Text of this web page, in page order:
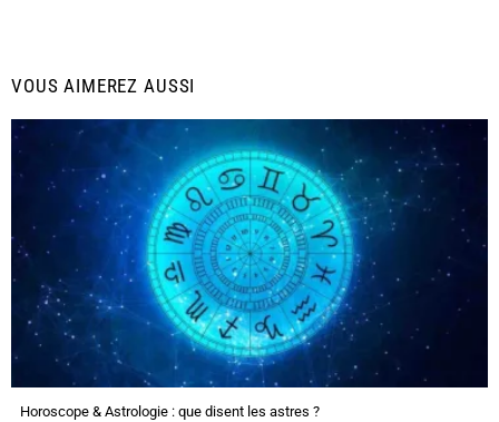
VOUS AIMEREZ AUSSI
Horoscope & Astrologie : que disent les astres ?